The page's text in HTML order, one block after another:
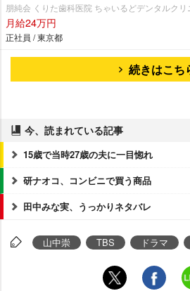
朋純会 くりた歯科医院 ちゃいるどデンタルクリ
月給24万円
正社員 / 東京都
続きはこち
今、読まれている記事
15歳で当時27歳の夫に一目惚れ
研ナオコ、コンビニで買う商品
田中みな実、うっかりネタバレ
山中崇 TBS ドラマ